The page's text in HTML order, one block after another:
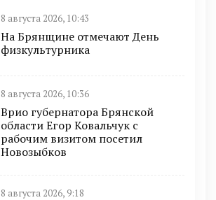
8 августа 2026, 10:43
На Брянщине отмечают День
физкультурника
8 августа 2026, 10:36
Врио губернатора Брянской
области Егор Ковальчук с
рабочим визитом посетил
Новозыбков
8 августа 2026, 9:18